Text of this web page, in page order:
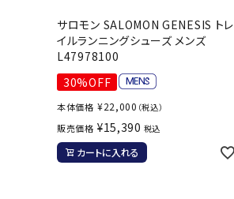
サロモン SALOMON GENESIS トレ
イルランニングシューズ メンズ
L47978100
30%OFF
本体価格 ¥22,000 （税込）
販売価格 ¥15,390 税込
カートに入れる